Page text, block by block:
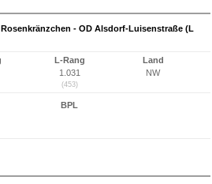
- OD Alsdorf-Luisenstraße (L
L-Rang
1.031
(453)
Land
NW
BPL